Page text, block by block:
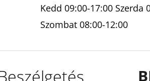
Kedd 09:00-17:00 Szerda
Szombat 08:00-12:00